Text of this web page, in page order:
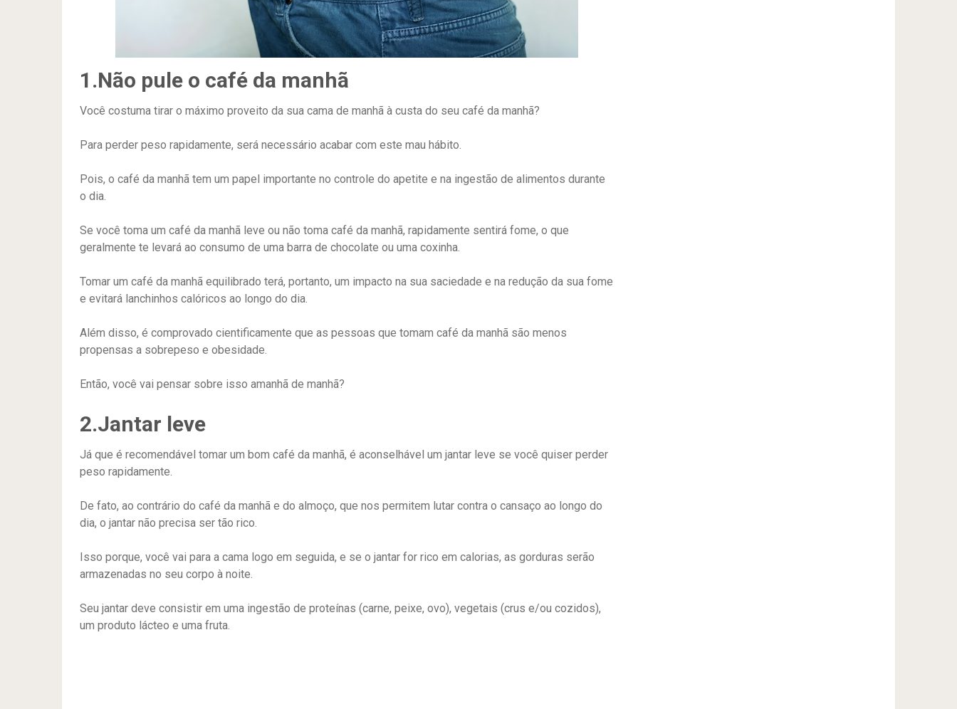
1.Não pule o café da manhã
Você costuma tirar o máximo proveito da sua cama de manhã à custa do seu café da manhã?
Para perder peso rapidamente, será necessário acabar com este mau hábito.
Pois, o café da manhã tem um papel importante no controle do apetite e na ingestão de alimentos durante
o dia.
Se você toma um café da manhã leve ou não toma café da manhã, rapidamente sentirá fome, o que
geralmente te levará ao consumo de uma barra de chocolate ou uma coxinha.
Tomar um café da manhã equilibrado terá, portanto, um impacto na sua saciedade e na redução da sua fome
e evitará lanchinhos calóricos ao longo do dia.
Além disso, é comprovado cientificamente que as pessoas que tomam café da manhã são menos
propensas a sobrepeso e obesidade.
Então, você vai pensar sobre isso amanhã de manhã?
2.Jantar leve
Já que é recomendável tomar um bom café da manhã, é aconselhável um jantar leve se você quiser perder
peso rapidamente.
De fato, ao contrário do café da manhã e do almoço, que nos permitem lutar contra o cansaço ao longo do
dia, o jantar não precisa ser tão rico.
Isso porque, você vai para a cama logo em seguida, e se o jantar for rico em calorias, as gorduras serão
armazenadas no seu corpo à noite.
Seu jantar deve consistir em uma ingestão de proteínas (carne, peixe, ovo), vegetais (crus e/ou cozidos),
um produto lácteo e uma fruta.